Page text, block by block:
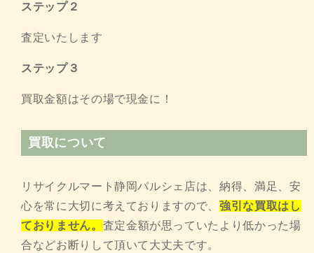
ステップ２
査定いたします
ステップ３
買取金額はその場で現金に！
買取について
リサイクルマート静岡パルシェ店は、納得、満足、安
心を常に大切に考えておりますので、強引な買取はし
ておりません。 査定金額が思っていたより低かった場
合などお断りして頂いて大丈夫です。